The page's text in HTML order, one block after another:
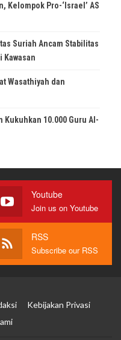
Kelompok Pro-‘Israel’ AS
Suriah Ancam Stabilitas
Kawasan
Wasathiyah dan
Kukuhkan 10.000 Guru Al-
Youtube
Join us on Youtube
RSS
Subscribe our RSS
Kebijakan Privasi